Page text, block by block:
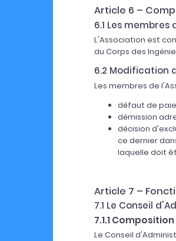
Article 6 –
6.1 Les
L'Association est
du Corps des
6.2 Modification
Les membres de
défaut de
démission
décision
ce dernier
laquelle doit
Article 7 –
7.1 Le Conseil
7.1.1
Le Conseil